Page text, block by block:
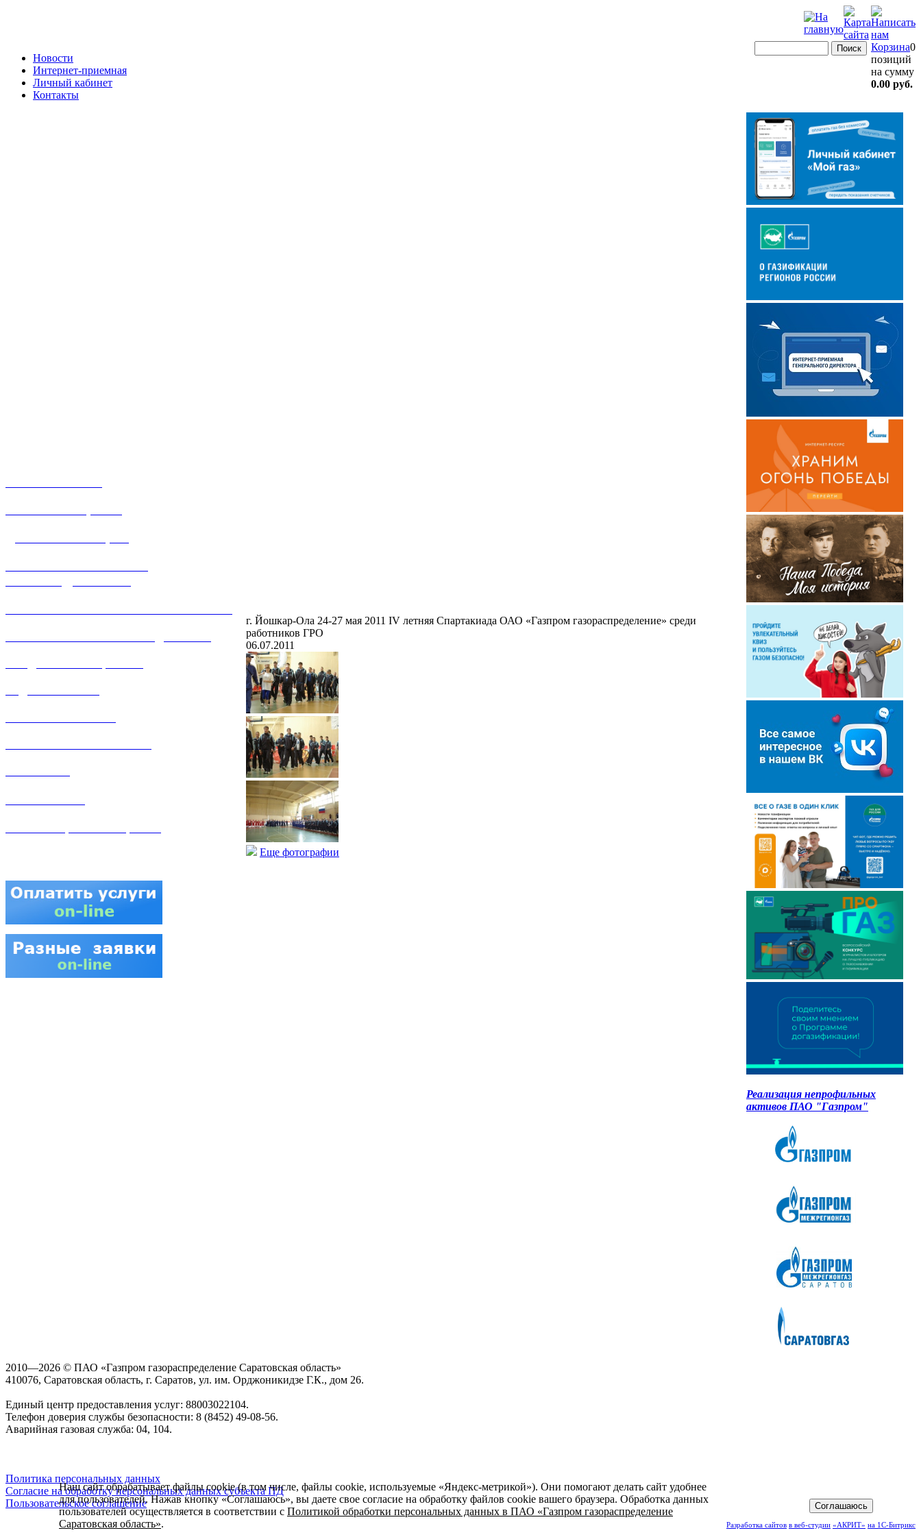
Новости
Интернет-приемная
Личный кабинет
Контакты
Корзина0
позиций
на сумму
0.00 руб.
г. Йошкар-Ола 24-27 мая 2011 IV летняя Спартакиада ОАО «Газпром газораспределение» среди
работников ГРО
06.07.2011
Еще фотографии
Реализация непрофильных
активов ПАО "Газпром"
2010—2026 © ПАО «Газпром газораспределение Саратовская область»
410076, Саратовская область, г. Саратов, ул. им. Орджоникидзе Г.К., дом 26.
Единый центр предоставления услуг: 88003022104.
Телефон доверия службы безопасности: 8 (8452) 49-08-56.
Аварийная газовая служба: 04, 104.
Политика персональных данных
Согласие на обработку персональных данных субъекта ПД
Пользовательское соглашение
Разработка сайтов в веб-студии «АКРИТ» на 1С-Битрикс
Наш сайт обрабатывает файлы cookie (в том числе, файлы cookie, используемые «Яндекс-метрикой»). Они помогают делать сайт удобнее
для пользователей. Нажав кнопку «Соглашаюсь», вы даете свое согласие на обработку файлов cookie вашего браузера. Обработка данных
пользователей осуществляется в соответствии с Политикой обработки персональных данных в ПАО «Газпром газораспределение
Саратовская область».
Соглашаюсь